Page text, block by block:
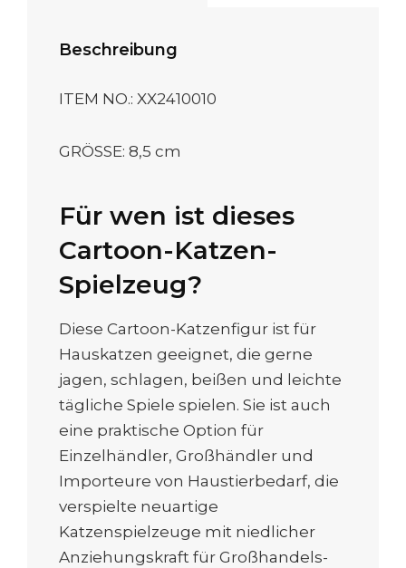
Beschreibung
ITEM NO.: XX2410010
GRÖSSE: 8,5 cm
Für wen ist dieses
Cartoon-Katzen-
Spielzeug?
Diese Cartoon-Katzenfigur ist für
Hauskatzen geeignet, die gerne
jagen, schlagen, beißen und leichte
tägliche Spiele spielen. Sie ist auch
eine praktische Option für
Einzelhändler, Großhändler und
Importeure von Haustierbedarf, die
verspielte neuartige
Katzenspielzeuge mit niedlicher
Anziehungskraft für Großhandels-